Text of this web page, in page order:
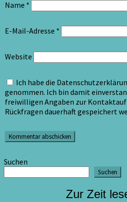
Name *
E-Mail-Adresse *
Website
Ich habe die
genommen. Ich bin damit
freiwilligen Angaben zur
Rückfragen dauerhaft gespeichert
Suchen
Suchen
Zur Zeit